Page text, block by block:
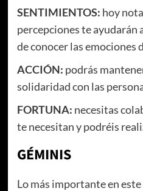
SENTIMIENTOS: hoy
percepciones te ayudarán
de conocer las emociones
ACCIÓN: podrás
solidaridad con las
FORTUNA: necesitas
te necesitan y podréis
GÉMINIS
Lo más importante en